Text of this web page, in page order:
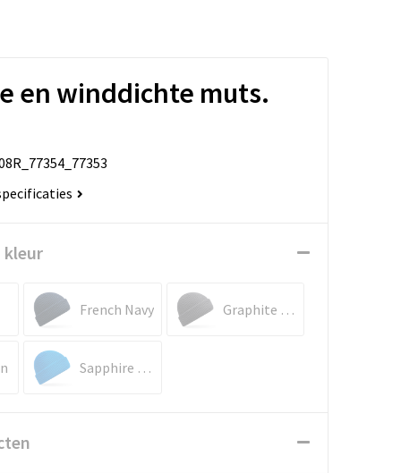
en winddichte muts.
kleur
French Navy Graphite Grey
Sapphire Blue